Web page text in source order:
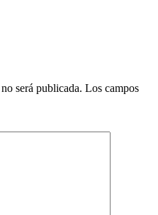
será publicada. Los campos